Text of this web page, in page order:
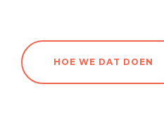
HOE WE DAT DOEN